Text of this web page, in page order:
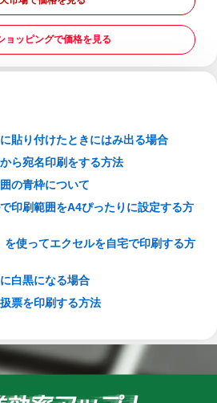
ョッピングで価格を見る
貼り付けたときにはみ出る場合
ら宛名印刷をする方法
の青枠について
印刷範囲をA4ぴったりに設定する方
使ってエクセルを自宅で印刷する方
白黒になる場合
票を印刷する方法